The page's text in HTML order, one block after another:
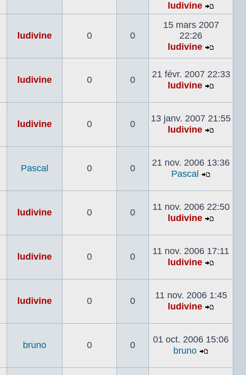
ludivine
Voir
le
ludivine 0 0
15 mars 2007
22:26
ludivine
dernier
ludivine 0 0
21 févr. 2007 22:33
ludivine
le
dernier
ludivine 0 0
13 janv. 2007 21:55
ludivine
le
dernier
Pascal 0 0
21 nov. 2006 13:36
Pascal
le
dernier
ludivine 0 0
11 nov. 2006 22:50
ludivine
le
dernier
ludivine 0 0
11 nov. 2006 17:11
ludivine
le
dernier
ludivine 0 0
11 nov. 2006 1:45
ludivine
le
dernier
bruno 0 0
01 oct. 2006 15:06
bruno
le